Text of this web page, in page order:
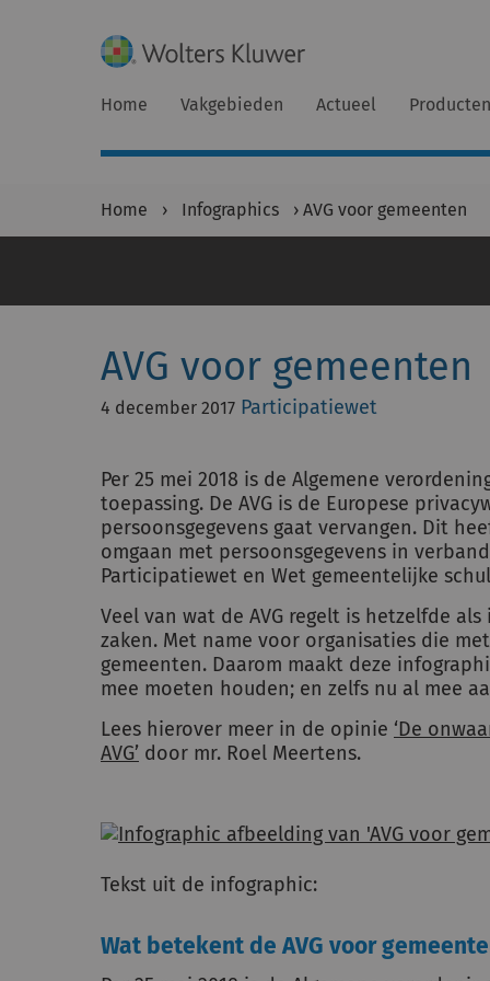
Home Vakgebieden Actueel Producten
Home › Infographics › AVG voor gemeenten
AVG voor gemeenten
4 december 2017 Participatiewet
Per 25 mei 2018 is de Algemene
toepassing. De AVG is de Europese
persoonsgegevens gaat vervangen. Dit
omgaan met persoonsgegevens in
Participatiewet en Wet gemeentelijke
Veel van wat de AVG regelt is hetzelfde
zaken. Met name voor organisaties die
gemeenten. Daarom maakt deze
mee moeten houden; en zelfs nu al mee
Lees hierover meer in de opinie ‘De
AVG’ door mr. Roel Meertens.
Tekst uit de infographic:
Wat betekent de AVG voor